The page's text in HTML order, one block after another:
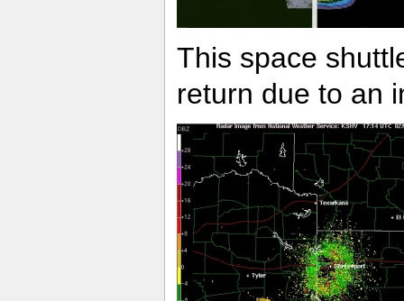
This space
return due to an